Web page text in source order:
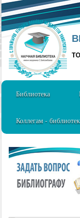
Библиотека
Коллегам -